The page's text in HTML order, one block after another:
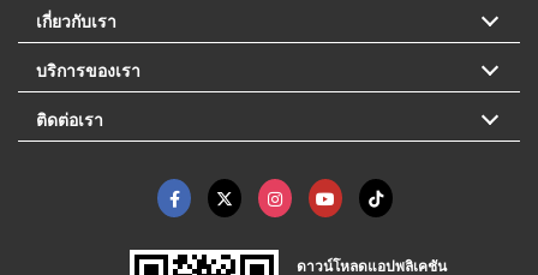
เกี่ยวกับเรา
บริการของเรา
ติดต่อเรา
ดาวน์โหลดแอปพลิเคชัน